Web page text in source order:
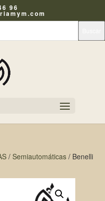
96
/ Semiautomáticas/ Benelli